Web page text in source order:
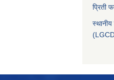
प्रिती